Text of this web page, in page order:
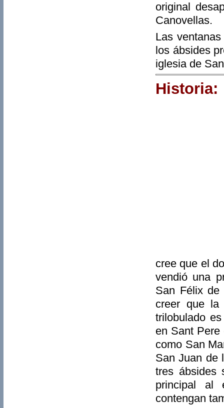
original
Canovellas.
Las
los ábsides
iglesia de
Historia:
cree que el
vendió una
San Félix
creer que la
trilobulado
en Sant Pere
como San
San Juan de
tres ábsides
principal al
contengan